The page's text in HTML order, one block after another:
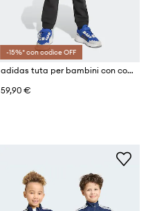
-15%* con codice OFF
adidas tuta per bambini con cotone MINECRAFT
59,90 €